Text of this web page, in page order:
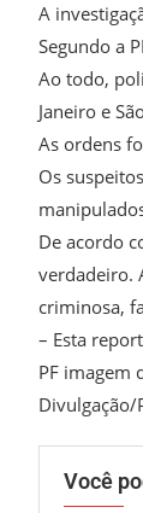
A
Segundo a
Ao todo,
Janeiro e
As ordens
Os
De acordo
verdadeiro.
criminosa,
– Esta
PF imagem
Divulgação/
Você